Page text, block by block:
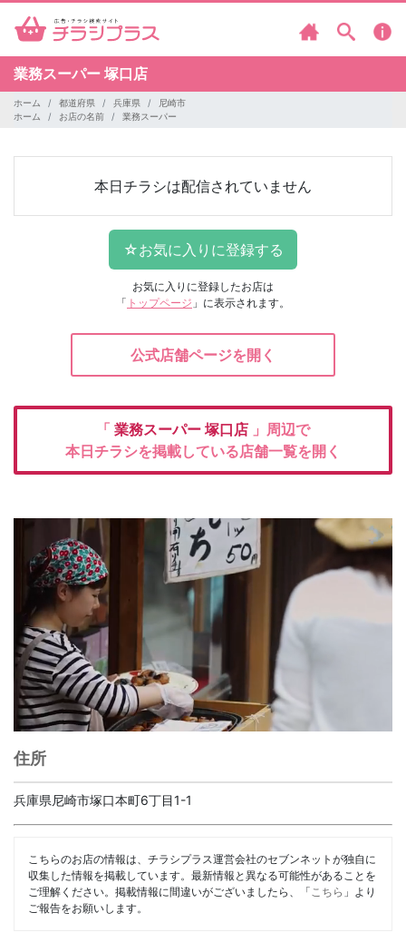
業務スーパー 塚口店
ホーム 都道府県 兵庫県
尼崎市
ホーム
お店の名前 業務スーパー
本日チラシは配信されていません
お気に入りに登録したお店は
「 トップページ 」に表示されます。
公式店舗ページを開く
「 業務スーパー 塚口店 」周辺で
本日チラシを掲載している店舗一覧を開く
住所
兵庫県尼崎市塚口本町6丁目1-1
こちらのお店の情報は、チラシプラス運営会社のセブンネットが独自に
収集した情報を掲載しています。最新情報と異なる可能性があることを
ご理解ください。掲載情報に間違いがございましたら、「 こちら 」より
ご報告をお願いします。